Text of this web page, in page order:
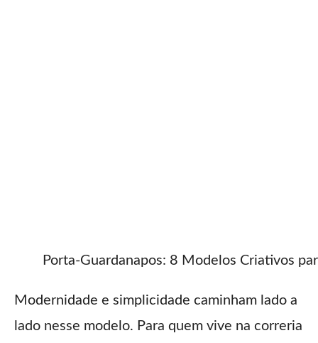
Porta-Guardanapos: 8 Modelos Criativos
Modernidade e simplicidade caminham lado a
lado nesse modelo. Para quem vive na correria